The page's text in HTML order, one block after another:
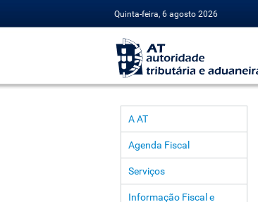
Quinta-feira, 6 agosto 2026
A AT
Agenda Fiscal
Serviços
Informação Fiscal e